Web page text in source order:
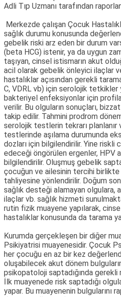
Adli Tıp Uzmanı tarafından
Merkezde çalışan Çocuk
sağlık durumu konusunda
gebelik riski arz eden bir durum
(beta HCG) istenir, ya da uygun
taşıyan, cinsel istismarın akut
acil olarak gebelik önleyici ilaçlar
hastalıklar açısından gerekli
C, VDRL vb) için serolojik tetkikler
bakteriyel enfeksiyonlar için
verilir. Bu olguların sonuçları,
takip edilir. Tahmini prodrom
serolojik testlerin tekrarı planlanır
testlerinde aşılama durumunda
dozları için bilgilendirilir. Yine riskli
edeceği öngörülen ergenler, HPV
bilgilendirilir. Oluşmuş gebelik
çocuğun ve ailesinin tercihi
tahliyesine yönlendirilir. Doğum
sağlık desteği alamayan olgulara,
ilaçlar vb. sağlık hizmeti
rutin fizik muayene yapılarak,
hastalıklar konusunda da tarama
Kurumda gerçekleşen bir diğer
Psikiyatrisi muayenesidir. Çocuk
her çocuğu en az bir kez
oluşabilecek akut dönem
psikopatoloji saptadığında
İlk muayenede risk saptadığı
yapar. Bu muayenenin bulgularını